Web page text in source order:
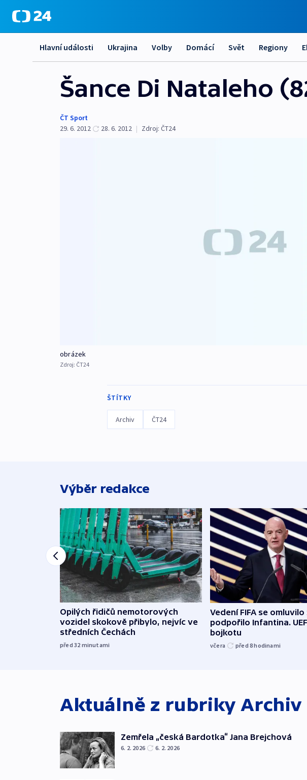
Hlavní události Ukrajina Volby Domácí Svět Regiony
Šance Di Nataleho
ČT Sport
29. 6. 2012
28. 6. 2012 | Zdroj: ČT24
obrázek
Zdroj: ČT24
ŠTÍTKY
Archiv ČT24
Výběr redakce
Opilých řidičů nemotorových
vozidel skokově přibylo, nejvíc ve
středních Čechách
před 32 minutami
Vedení FIFA se
podpořilo Infantina.
bojkotu
včera před 8hodinami
Aktuálně z rubriky Archiv
Zemřela „česká Bardotka“ Jana Brejchová
6. 2. 2026 6. 2. 2026